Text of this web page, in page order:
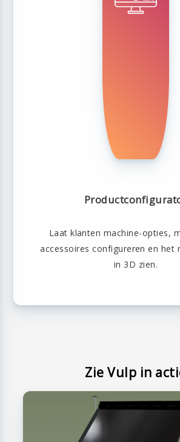
Laat klanten machine-opties,
accessoires configureren en het
in 3D zien.
Zie Vulp in